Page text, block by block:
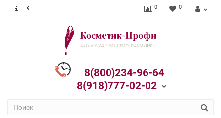
0 0
8(800)234-96-64
8(918)777-02-02